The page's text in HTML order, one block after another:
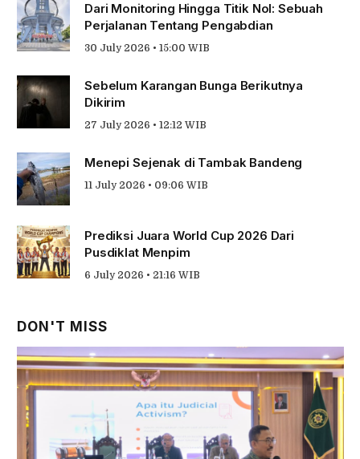
Dari Monitoring Hingga Titik Nol: Sebuah
Perjalanan Tentang Pengabdian
30 July 2026 • 15:00 WIB
Sebelum Karangan Bunga Berikutnya
Dikirim
27 July 2026 • 12:12 WIB
Menepi Sejenak di Tambak Bandeng
11 July 2026 • 09:06 WIB
Prediksi Juara World Cup 2026 Dari
Pusdiklat Menpim
6 July 2026 • 21:16 WIB
DON'T MISS